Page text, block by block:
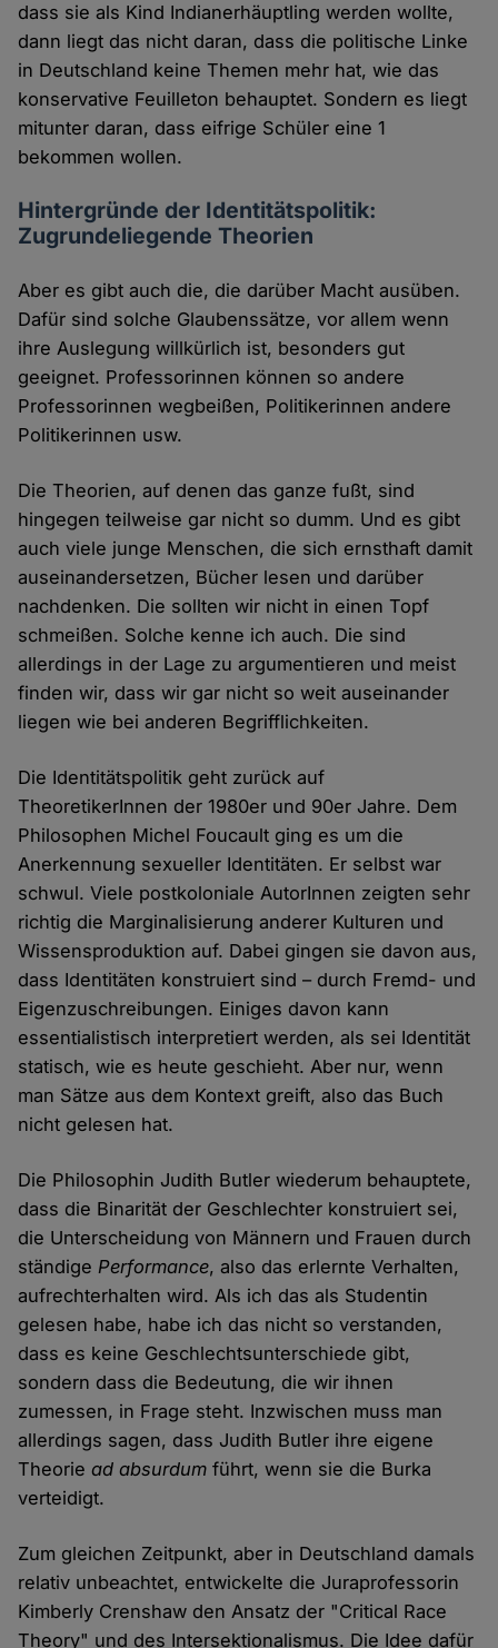
dass sie als Kind Indianerhäuptling werden wollte,
dann liegt das nicht daran, dass die politische Linke
in Deutschland keine Themen mehr hat, wie das
konservative Feuilleton behauptet. Sondern es liegt
mitunter daran, dass eifrige Schüler eine 1
bekommen wollen.
Hintergründe der Identitätspolitik:
Zugrundeliegende Theorien
Aber es gibt auch die, die darüber Macht ausüben.
Dafür sind solche Glaubenssätze, vor allem wenn
ihre Auslegung willkürlich ist, besonders gut
geeignet. Professorinnen können so andere
Professorinnen wegbeißen, Politikerinnen andere
Politikerinnen usw.
Die Theorien, auf denen das ganze fußt, sind
hingegen teilweise gar nicht so dumm. Und es gibt
auch viele junge Menschen, die sich ernsthaft damit
auseinandersetzen, Bücher lesen und darüber
nachdenken. Die sollten wir nicht in einen Topf
schmeißen. Solche kenne ich auch. Die sind
allerdings in der Lage zu argumentieren und meist
finden wir, dass wir gar nicht so weit auseinander
liegen wie bei anderen Begrifflichkeiten.
Die Identitätspolitik geht zurück auf
TheoretikerInnen der 1980er und 90er Jahre. Dem
Philosophen Michel Foucault ging es um die
Anerkennung sexueller Identitäten. Er selbst war
schwul. Viele postkoloniale AutorInnen zeigten sehr
richtig die Marginalisierung anderer Kulturen und
Wissensproduktion auf. Dabei gingen sie davon aus,
dass Identitäten konstruiert sind – durch Fremd- und
Eigenzuschreibungen. Einiges davon kann
essentialistisch interpretiert werden, als sei Identität
statisch, wie es heute geschieht. Aber nur, wenn
man Sätze aus dem Kontext greift, also das Buch
nicht gelesen hat.
Die Philosophin Judith Butler wiederum behauptete,
dass die Binarität der Geschlechter konstruiert sei,
die Unterscheidung von Männern und Frauen durch
ständigePerformance, also das erlernte Verhalten,
aufrechterhalten wird. Als ich das als Studentin
gelesen habe, habe ich das nicht so verstanden,
dass es keine Geschlechtsunterschiede gibt,
sondern dass die Bedeutung, die wir ihnen
zumessen, in Frage steht. Inzwischen muss man
allerdings sagen, dass Judith Butler ihre eigene
Theoriead absurdum führt, wenn sie die Burka
verteidigt.
Zum gleichen Zeitpunkt, aber in Deutschland damals
relativ unbeachtet, entwickelte die Juraprofessorin
Kimberly Crenshaw den Ansatz der "Critical Race
Theory" und des Intersektionalismus. Die Idee dafür